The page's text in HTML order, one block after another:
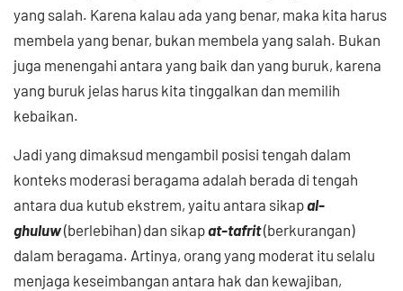
yang salah. Karena kalau ada yang benar, maka kita harus
membela yang benar, bukan membela yang salah. Bukan
juga menengahi antara yang baik dan yang buruk, karena
yang buruk jelas harus kita tinggalkan dan memilih
kebaikan.
Jadi yang dimaksud mengambil posisi tengah dalam
konteks moderasi beragama adalah berada di tengah
antara dua kutub ekstrem, yaitu antara sikapal-
ghuluw(berlebihan) dan sikapat-tafrit(berkurangan)
dalam beragama. Artinya, orang yang moderat itu selalu
menjaga keseimbangan antara hak dan kewajiban,